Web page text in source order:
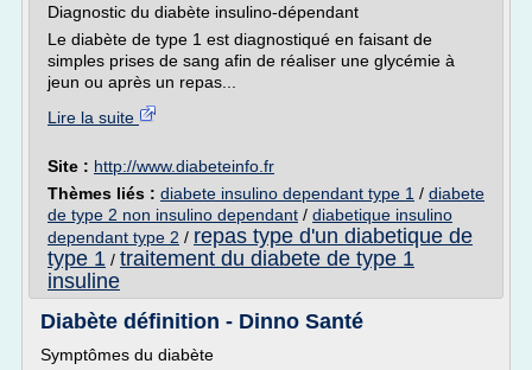
Diagnostic du diabète insulino-dépendant
Le diabète de type 1 est diagnostiqué en faisant de
simples prises de sang afin de réaliser une glycémie à
jeun ou après un repas...
Lire la suite
Site : http://www.diabeteinfo.fr
Thèmes liés : diabete insulino dependant type 1 / diabete
de type 2 non insulino dependant / diabetique insulino
dependant type 2 / repas type d'un diabetique de
type 1 / traitement du diabete de type 1
insuline
Diabète définition - Dinno Santé
Symptômes du diabète